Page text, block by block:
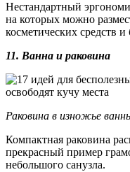
Нестандартный
на которых можно
косметических средств
11. Ванна и раковина
Раковина в изножье
Компактная раковина
прекрасный пример
небольшого санузла.